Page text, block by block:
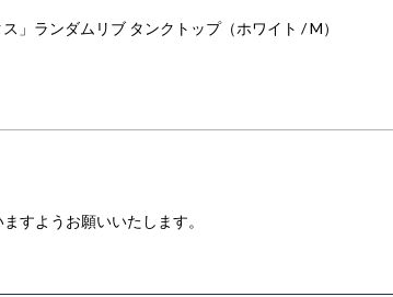
」ランダムリブ タンクトップ（ホワイト / M）
すようお願いいたします。